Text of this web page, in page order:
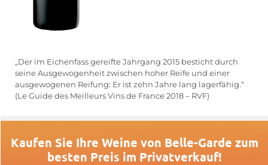
„Der im Eichenfass gereifte Jahrgang 2015 besticht durch
seine Ausgewogenheit zwischen hoher Reife und einer
ausgewogenen Reifung: Er ist zehn Jahre lang lagerfähig.“
(Le Guide des Meilleurs Vins de France 2018 – RVF)
Kaufen Sie Ihre Weine von Belle-Garde zum
besten Preis im Privatverkauf!